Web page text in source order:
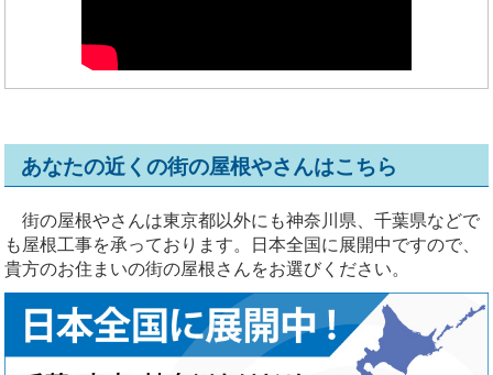
あなたの近くの街の屋根やさんはこちら
街の屋根やさんは東京都以外にも神奈川県、千葉県などで
も屋根工事を承っております。日本全国に展開中ですので、
貴方のお住まいの街の屋根さんをお選びください。